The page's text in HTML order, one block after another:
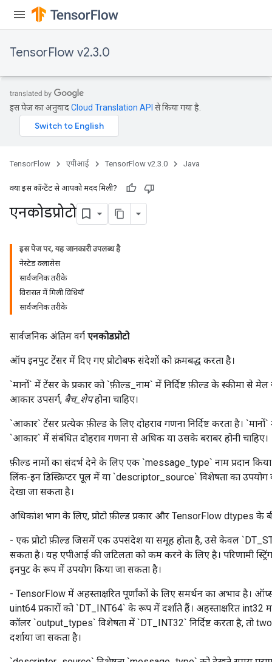
TensorFlow v2.3.0
इस पेज का अनुवादCloud Translation API से किया गया है.
TensorFlow एपीआई TensorFlow v2.3.0 Java
क्या इस कॉन्टेंट से आपको मदद मिली?
एनकोडप्रोटो
इस पेज पर, यह जानकारी उपलब्ध है
नेस्टेड क्लासेस
सार्वजनिक तरीके
विरासत में मिली विधियाँ
सार्वजनिक तरीके
सार्वजनिक अंतिम वर्ग एनकोडप्रोटो
ऑप इनपुट टेंसर में दिए गए प्रोटोबफ संदेशों को क्रमबद्ध करता है।
`मानों` में टेंसर के प्रकार को `फ़ील्ड_नाम` में निर्दिष्ट फ़ील्ड के स्कीमा से
आकार उपसर्ग, बैच_शेपहोना चाहिए।
`आकार` टेंसर प्रत्येक फ़ील्ड के लिए दोहराव गणना निर्दिष्ट करता है।
`आकार` में संबंधित दोहराव गणना से अधिक या उसके बराबर होनी चाहिए।
फ़ील्ड नामों का संदर्भ देने के लिए एक `message_type` नाम प्रदान किया
लिंक-इन डिस्क्रिप्टर पूल में या `descriptor_source` विशेषता का उपयोग
देखा जा सकता है।
अधिकांश भाग के लिए, प्रोटो फ़ील्ड प्रकार और TensorFlow dtypes के
- एक प्रोटो फ़ील्ड जिसमें एक उपसंदेश या समूह होता है, उसे केवल
सकता है। यह एपीआई की जटिलता को कम करने के लिए है। परिणामी
इनपुट के रूप में उपयोग किया जा सकता है।
- TensorFlow में अहस्ताक्षरित पूर्णांकों के लिए समर्थन का अभाव है।
uint64 प्रकारों को `DT_INT64` के रूप में दर्शाते हैं। अहस्ताक्षरित int32
कॉलर `output_types` विशेषता में `DT_INT32` निर्दिष्ट करता है,
दर्शाया जा सकता है।